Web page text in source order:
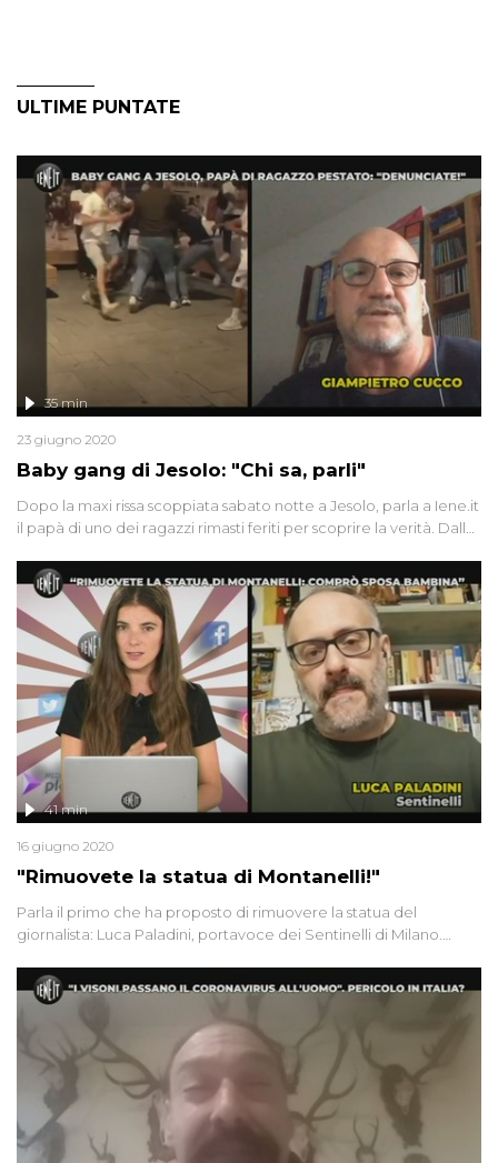
ULTIME PUNTATE
Baby gang di Jesolo: "Chi sa, parli"
35 min
23 giugno 2020
Dopo la maxi rissa scoppiata sabato notte a Jesolo, parla a Iene.it
il papà di uno dei ragazzi rimasti feriti per scoprire la verità. Dalla
Germania a Olbia (e ritorno!). Simona vive con il marito, malato di
tumore, al quinto piano senza ascensore: "aiutatemi". Infine,
Davide Acito ci mostra in esclusiva le immagini della riapertura
del festival della carne di cane di Yulin
"Rimuovete la statua di Montanelli!"
41 min
16 giugno 2020
Parla il primo che ha proposto di rimuovere la statua del
giornalista: Luca Paladini, portavoce dei Sentinelli di Milano.
contaminazione delle acque nel Veneto. Infine Valeria, 35 anni e
malata di tumore, rischia di restare senza uno stipendio dopo i
180 giorni concessi dall'Inps